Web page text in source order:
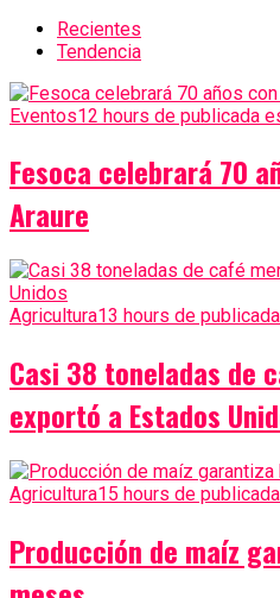
Recientes
Tendencia
Eventos12 hours de publicada
Fesoca celebrará 70
Araure
Agricultura13 hours de
Casi 38 toneladas de
exportó a Estados
Agricultura15 hours de
Producción de maíz